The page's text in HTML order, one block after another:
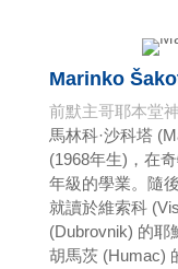
Marinko
前默主哥耶本堂
馬林科·沙科塔
(1968年生)，在
年級的學業。隨
就讀於維索科
(Dubrovnik) 的耶
胡馬茨 (Humac)